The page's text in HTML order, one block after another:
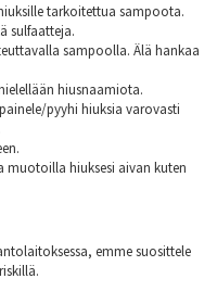
tarkoitettua sampoota.
sulfaatteja.
sampoolla. Älä hankaa
hiusnaamiota.
pyyhi hiuksia varovasti
muotoilla hiuksesi aivan kuten
emme suosittele